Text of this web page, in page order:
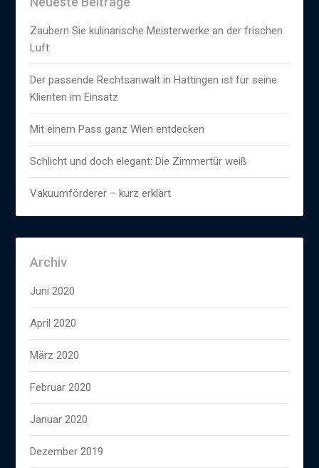
Zaubern Sie kulinarische Meisterwerke an der frischen
Luft
Der passende Rechtsanwalt in Hattingen ist für seine
Klienten im Einsatz
Mit einem Pass ganz Wien entdecken
Schlicht und doch elegant: Die Zimmertür weiß
Vakuumförderer – kurz erklärt
Archiv
Juni 2020
April 2020
März 2020
Februar 2020
Januar 2020
Dezember 2019